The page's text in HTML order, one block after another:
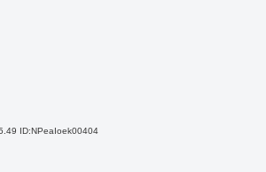
ID:NPeaIoek00404